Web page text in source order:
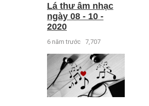
Lá thư âm nhạc
ngày 08 - 10 -
2020
6 năm trước 7,707